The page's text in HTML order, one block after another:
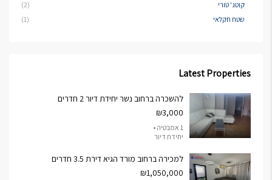
קוטג' טורי
(2)
שטח חקלאי
(1)
Latest Properties
להשכרה ברחוב נשר יחידת דיור 2 חדרים
₪3,000
1 אמבטיה •
יחידת דיור
למכירה ברחוב מורד הגיא דירת 3.5 חדרים
₪1,050,000